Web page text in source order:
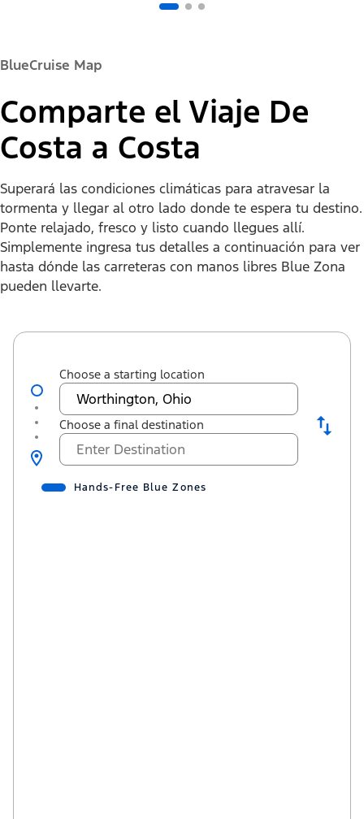
BlueCruise Map
Comparte el Viaje De
Costa a Costa
Superará las condiciones climáticas para atravesar la
tormenta y llegar al otro lado donde te espera tu destino.
Ponte relajado, fresco y listo cuando llegues allí.
Simplemente ingresa tus detalles a continuación para ver
hasta dónde las carreteras con manos libres Blue Zona
pueden llevarte.
Choose a starting location
Choose a final destination
Hands-Free Blue Zones